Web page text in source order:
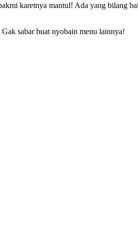
karetnya mantul! Ada yang bilang
sabar buat nyobain menu lainnya!